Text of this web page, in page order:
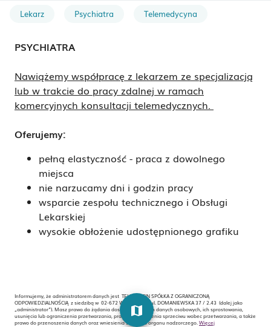
Lekarz Psychiatra Telemedycyna
PSYCHIATRA
Nawiążemy współpracę z lekarzem ze specjalizacją
lub w trakcie do pracy zdalnej w ramach
komercyjnych konsultacji telemedycznych.
Oferujemy:
pełną elastyczność - praca z dowolnego
miejsca
nie narzucamy dni i godzin pracy
wsparcie zespołu technicznego i Obsługi
Lekarskiej
wysokie obłożenie udostępnionego grafiku
Informujemy, że administratorem danych jest TELMEDICIN SPÓŁKA Z OGRANICZONĄ
ODPOWIEDZIALNOŚCIĄ z siedzibą w 02-672 WARSZAWA , ul. DOMANIEWSKA 37 / 2.43 (dalej jako
„administrator”). Masz prawo do żądania dostępu do swoich danych osobowych, ich sprostowania,
usunięcia lub ograniczenia przetwarzania, prawo do wniesienia sprzeciwu wobec przetwarzania, a także
prawo do przenoszenia danych oraz wniesienia skargi do organu nadzorczego. Więcej
map